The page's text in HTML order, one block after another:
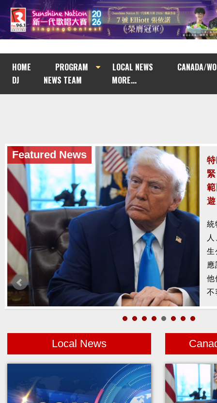
HOME PROGRAM LOCAL NEWS
CANADA/
DJ
NEWS TEAM MORE...
Featured News
統
生
他
不
Featured News
槍
示
者
Local News